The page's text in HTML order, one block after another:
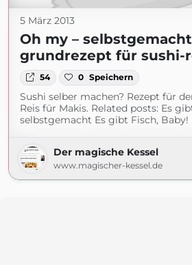
5 März 2013
Oh my –
grundrezept für sushi-
54 0 Speichern
Sushi selber machen? Rezept für
Reis für Makis. Related posts: Es
selbstgemacht Es gibt Fisch, Baby!
Der magische Kessel
www.magischer-kessel.de